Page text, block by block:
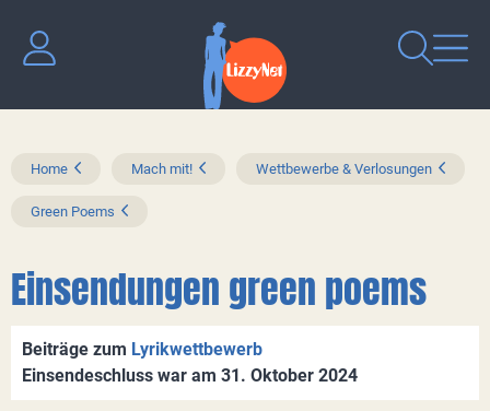
Home Mach mit! Wettbewerbe & Verlosungen
Green Poems
Einsendungen green poems
Beiträge zum Lyrikwettbewerb
Einsendeschluss war am 31. Oktober 2024